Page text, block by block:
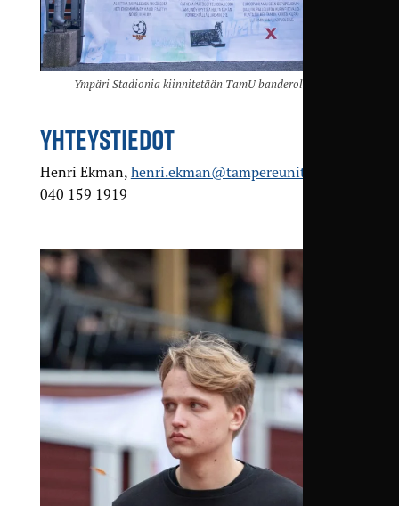
Ympäri Stadionia kiinnitetään TamU banderolleja.
YHTEYSTIEDOT
Henri Ekman, henri.ekman@tampereunited.fi
040 159 1919